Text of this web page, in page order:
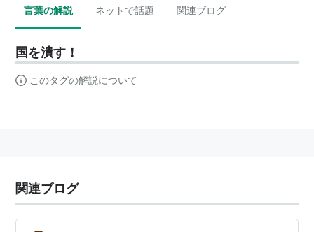
言葉の解説 ネットで話題 関連ブログ
国を潰す！
このタグの解説について
関連ブログ